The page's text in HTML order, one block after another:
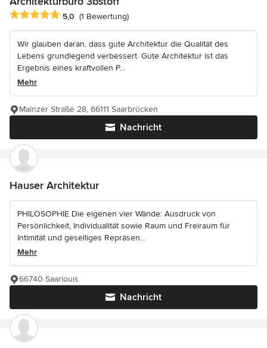
Durchschnittliche Bewertung: 5 von 5 Sternen
5,0 (1 Bewertung)
Wir glauben daran, dass gute Architektur die Qualität des
Lebens grundlegend verbessert. Gute Architektur ist das
Ergebnis eines kraftvollen P...
Mehr
Nachricht
Mainzer Straße 28, 66111 Saarbrücken
Hauser Architektur
PHILOSOPHIE Die eigenen vier Wände: Ausdruck von
Persönlichkeit, Individualität sowie Raum und Freiraum für
Intimität und geselliges Repräsen...
Mehr
Nachricht
66740 Saarlouis